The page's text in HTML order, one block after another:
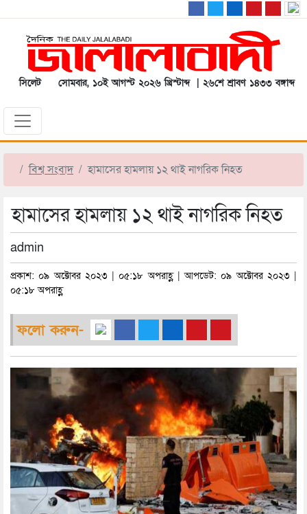
সিলেট সোমবার, ১০ই আগস্ট ২০২৬ খ্রিস্টাব্দ | ২৬শে শ্রাবণ ১৪৩৩ বঙ্গাব্দ
বিশ্ব সংবাদ হামাসের হামলায় ১২ থাই নাগরিক নিহত
হামাসের হামলায় ১২ থাই নাগরিক নিহত
admin
প্রকাশ: ০৯ অক্টোবর ২০২৩ | ০৫:১৮ অপরাহ্ণ | আপডেট: ০৯ অক্টোবর ২০২৩ |
০৫:১৮ অপরাহ্ণ
ফলো করুন-